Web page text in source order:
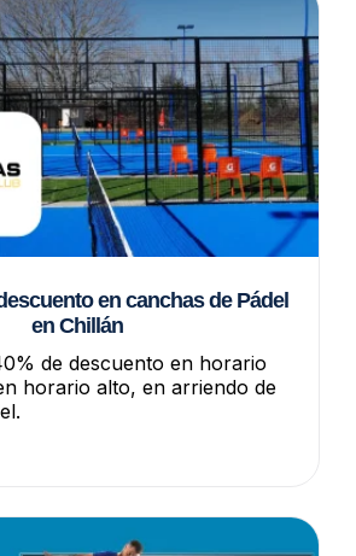
en canchas de Pádel
en Chillán
de descuento en horario
horario alto, en arriendo de